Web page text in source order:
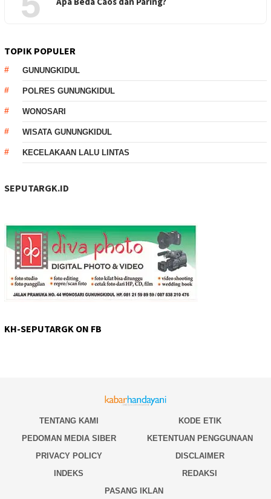
TOPIK POPULER
GUNUNGKIDUL
POLRES GUNUNGKIDUL
WONOSARI
WISATA GUNUNGKIDUL
KECELAKAAN LALU LINTAS
SEPUTARGK.ID
KH-SEPUTARGK ON FB
TENTANG KAMI
KODE ETIK
PEDOMAN MEDIA SIBER
KETENTUAN PENGGUNAAN
PRIVACY POLICY
DISCLAIMER
INDEKS
REDAKSI
PASANG IKLAN